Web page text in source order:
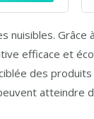
Garçons
Grâce
efficace et
des produits
atteindre